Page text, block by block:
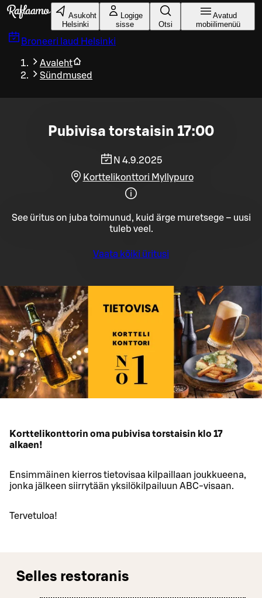
Liigu peamise sisu juurde
Asukoht
Helsinki
Logige
sisse
Otsi
Avatud
mobiilimenüü
Broneeri laud Helsinki
Avaleht
Sündmused
Pubivisa torstaisin 17:00
N 4.9.2025
Korttelikonttori Myllypuro
See üritus on juba toimunud, kuid ärge muretsege – uusi
tuleb veel.
Vaata kõiki üritusi
Korttelikonttorin oma pubivisa torstaisin klo 17
alkaen!
Ensimmäinen kierros tietovisaa kilpaillaan joukkueena,
jonka jälkeen siirrytään yksilökilpailuun ABC-visaan.
Tervetuloa!
Selles restoranis